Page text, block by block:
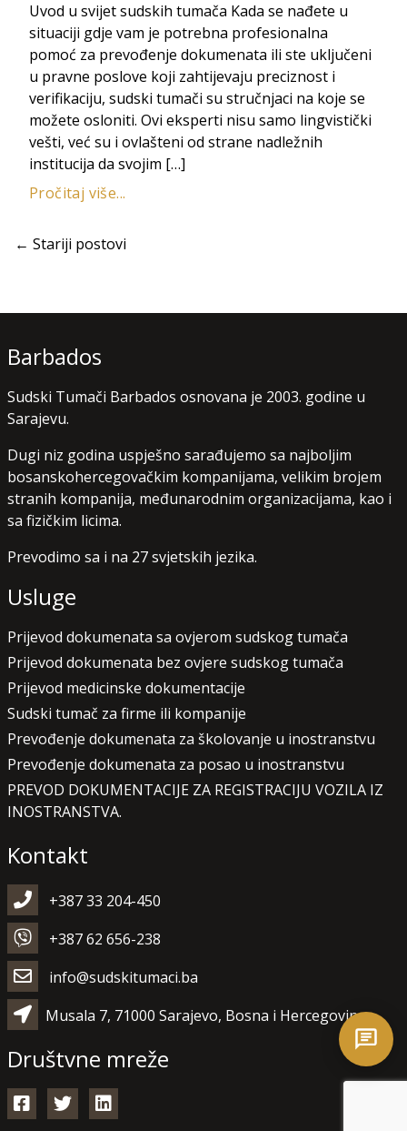
Uvod u svijet sudskih tumača Kada se nađete u
situaciji gdje vam je potrebna profesionalna
pomoć za prevođenje dokumenata ili ste uključeni
u pravne poslove koji zahtijevaju preciznost i
verifikaciju, sudski tumači su stručnjaci na koje se
možete osloniti. Ovi eksperti nisu samo lingvistički
vešti, već su i ovlašteni od strane nadležnih
institucija da svojim […]
Pročitaj više...
← Stariji postovi
Barbados
Sudski Tumači Barbados osnovana je 2003. godine u
Sarajevu.
Dugi niz godina uspješno sarađujemo sa najboljim
bosanskohercegovačkim kompanijama, velikim brojem
stranih kompanija, međunarodnim organizacijama, kao i
sa fizičkim licima.
Prevodimo sa i na 27 svjetskih jezika.
Usluge
Prijevod dokumenata sa ovjerom sudskog tumača
Prijevod dokumenata bez ovjere sudskog tumača
Prijevod medicinske dokumentacije
Sudski tumač za firme ili kompanije
Prevođenje dokumenata za školovanje u inostranstvu
Prevođenje dokumenata za posao u inostranstvu
PREVOD DOKUMENTACIJE ZA REGISTRACIJU VOZILA IZ
INOSTRANSTVA.
Kontakt
+387 33 204-450
+387 62 656-238
info@sudskitumaci.ba
Musala 7, 71000 Sarajevo, Bosna i Hercegovina
Društvne mreže